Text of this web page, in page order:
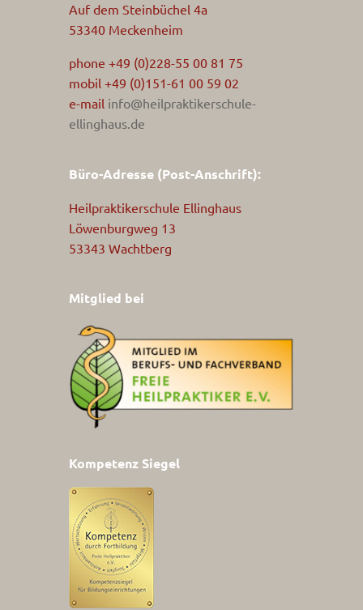
Auf dem Steinbüchel 4a
53340 Meckenheim
phone +49 (0)228-55 00 81 75
mobil +49 (0)151-61 00 59 02
e-mail info@heilpraktikerschule-
ellinghaus.de
Büro-Adresse (Post-Anschrift):
Heilpraktikerschule Ellinghaus
Löwenburgweg 13
53343 Wachtberg
Mitglied bei
Kompetenz Siegel